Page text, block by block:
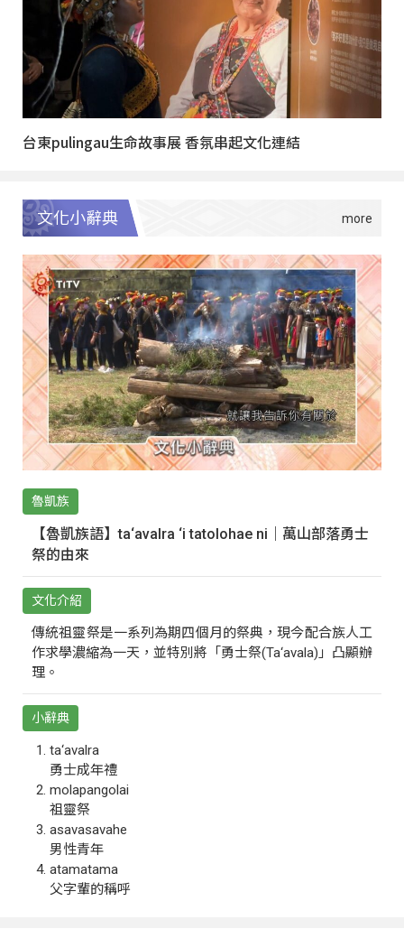
台東pulingau生命故事展 香氛串起文化連結
文化小辭典
魯凱族
【魯凱族語】ta‘avalra ‘i tatolohae ni｜萬山部落勇士
祭的由來
文化介紹
傳統祖靈祭是一系列為期四個月的祭典，現今配合族人工
作求學濃縮為一天，並特別將「勇士祭(Ta‘avala)」凸顯辦
理。
小辭典
ta‘avalra
勇士成年禮
molapangolai
祖靈祭
asavasavahe
男性青年
atamatama
父字輩的稱呼